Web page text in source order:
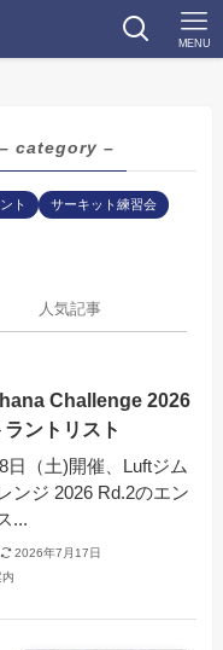
MENU
– category –
ト サーキット練習会
人気記事
Challenge 2026
ントリスト
日（土)開催、Luftジム
ンジ 2026 Rd.2のエン
...
2026年7月17日